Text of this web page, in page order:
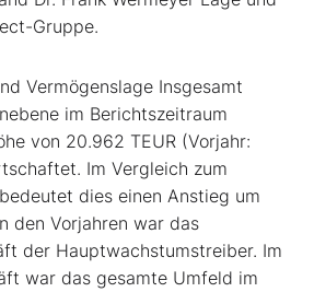
Gruppe.
Vermögenslage Insgesamt
im Berichtszeitraum
von 20.962 TEUR (Vorjahr:
Im Vergleich zum
dies einen Anstieg um
den Vorjahren war das
der Hauptwachstumstreiber. Im
war das gesamte Umfeld im